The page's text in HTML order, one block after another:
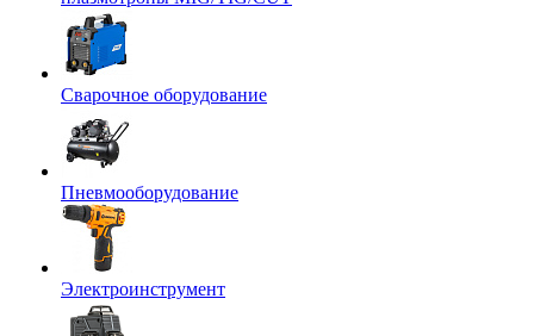
Сварочное оборудование
Пневмооборудование
Электроинструмент